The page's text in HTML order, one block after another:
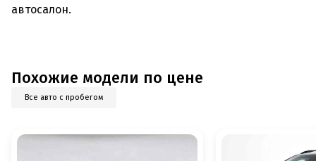
автосалон.
Похожие модели по цене
Все авто с пробегом